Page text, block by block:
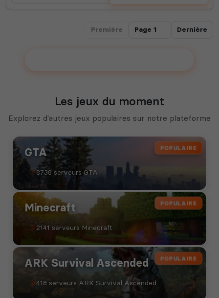
Première Dernière
Les jeux du moment
Explorez d'autres jeux populaires sur notre plateforme
POPULAIRE
GTA
8738 serveurs GTA
POPULAIRE
Minecraft
2141 serveurs Minecraft
POPULAIRE
ARK Survival Ascended
418 serveurs ARK Survival Ascended